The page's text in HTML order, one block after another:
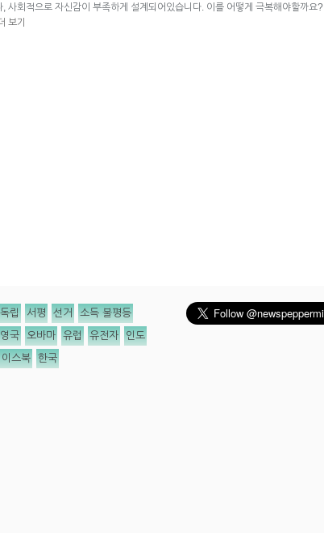
, 사회적으로 자신감이 부족하게 설계되어있습니다. 이를 어떻게 극복해야할까요?
보기
립 서평 선거 소득 불평등
영국 오바마 유럽 유전자 인도
스북 한국